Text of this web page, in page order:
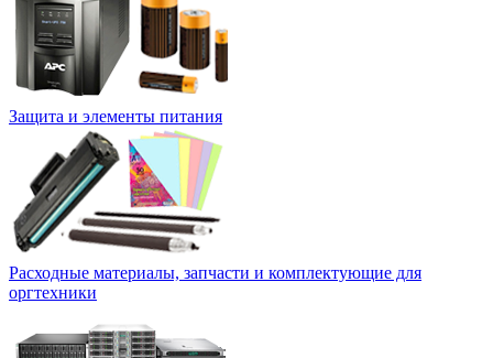
Защита и элементы питания
Расходные материалы, запчасти и комплектующие для
оргтехники